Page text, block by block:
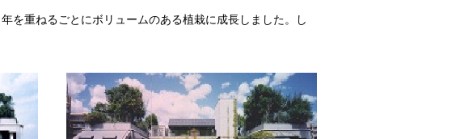
を重ねるごとにボリュームのある植栽に成長しました。し